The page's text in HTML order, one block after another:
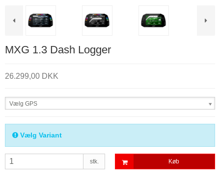
MXG 1.3 Dash Logger
26.299,00 DKK
Vælg GPS
Vælg Variant
stk. Køb